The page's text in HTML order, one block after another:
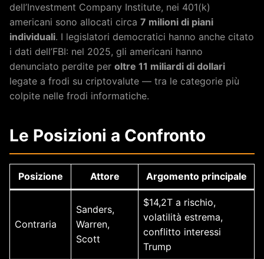
dell’Investment Company Institute, nei 401(k)
americani sono allocati circa 7 milioni di piani
individuali. I legislatori democratici hanno anche citato
i dati dell’FBI: nel 2025, gli americani hanno
denunciato perdite per oltre 11 miliardi di dollari
legate a frodi su criptovalute — tra le categorie più
colpite nelle frodi informatiche.
Le Posizioni a Confronto
Posizione Attore Argomento principale
Contraria
Sanders,
Warren,
Scott
$14,2T a rischio,
volatilità estrema,
conflitto interessi
Trump